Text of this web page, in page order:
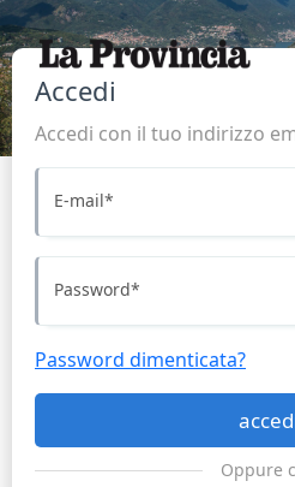
Accedi
Accedi con il tuo indirizzo
E-mail*
Password*
Password dimenticata?
Oppure